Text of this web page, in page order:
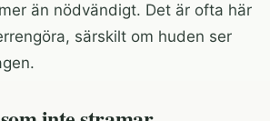
än nödvändigt. Det är ofta här
särskilt om huden ser